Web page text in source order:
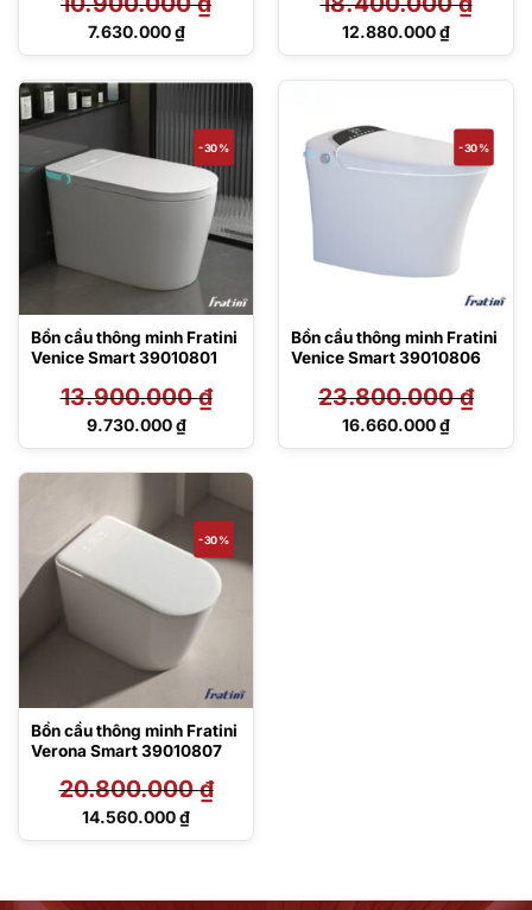
Giá
10.900.000 ₫.
7.630.000₫
Giá
tại
7.630.000 ₫.
Giá
18.400.000 ₫.
12.880.000₫
Giá
12.880.000 ₫.
-30%
Bồn cầu thông minh Fratini
Venice Smart 39010801
13.900.000₫
Giá
9.730.000₫
Giá
9.730.000 ₫.
-30%
Bồn cầu thông minh Fratini
Venice Smart 39010806
23.800.000₫
Giá
16.660.000₫
Giá
-30%
Bồn cầu thông minh Fratini
Verona Smart 39010807
20.800.000₫
Giá
14.560.000₫
Giá